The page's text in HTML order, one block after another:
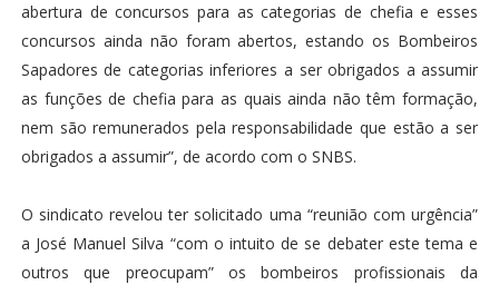
abertura de concursos para as categorias de chefia e esses
concursos ainda não foram abertos, estando os Bombeiros
Sapadores de categorias inferiores a ser obrigados a assumir
as funções de chefia para as quais ainda não têm formação,
nem são remunerados pela responsabilidade que estão a ser
obrigados a assumir”, de acordo com o SNBS.
O sindicato revelou ter solicitado uma “reunião com urgência”
a José Manuel Silva “com o intuito de se debater este tema e
outros que preocupam” os bombeiros profissionais da